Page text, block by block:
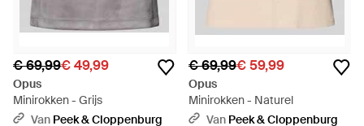
€ 69,99€ 49,99
Opus
Minirokken - Grijs
Van Peek & Cloppenburg
€ 69,99€ 59,99
Opus
Minirokken - Naturel
Van Peek & Cloppenburg